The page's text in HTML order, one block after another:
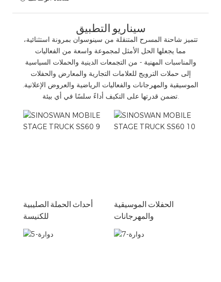
سيناريو التطبيق
تتميز شاحنة المسرح المتنقلة من سينوسوان بمرونة استثنائية،
مما يجعلها الحل الأمثل لمجموعة واسعة من الفعاليات
والمناسبات المهنية - من التجمعات الدينية والحملات السياسية
إلى حملات الترويج للعلامات التجارية والمعارض والحفلات
الموسيقية والمهرجانات والفعاليات الرياضية والعروض الإعلانية.
تضمن قدرتها على التكيف أداءً سلسًا في أي بيئة.
أحداث الحملة الصليبية
للكنيسة
الحفلات الموسيقية
والمهرجانات